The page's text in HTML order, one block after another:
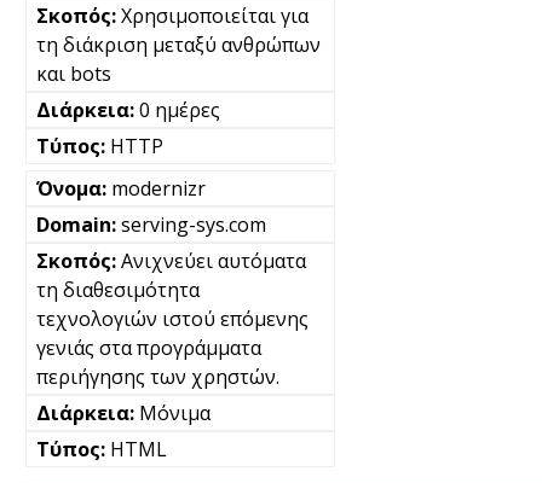
Χρησιμοποιείται για
τη διάκριση μεταξύ ανθρώπων
και bots
0 ημέρες
HTTP
modernizr
serving-sys.com
Ανιχνεύει αυτόματα
τη διαθεσιμότητα
τεχνολογιών ιστού επόμενης
γενιάς στα προγράμματα
περιήγησης των χρηστών.
Μόνιμα
HTML